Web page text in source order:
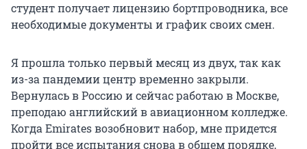
студент получает лицензию бортпроводника, все
необходимые документы и график своих смен.
Я прошла только первый месяц из двух, так как
из-за пандемии центр временно закрыли.
Вернулась в Россию и сейчас работаю в Москве,
преподаю английский в авиационном колледже.
Когда Emirates возобновит набор, мне придется
пройти все испытания снова в общем порядке,